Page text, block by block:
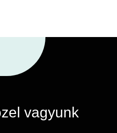
vagyunk